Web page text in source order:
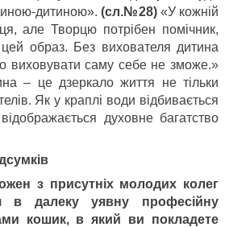
дитиною». (сл.№28)«У кожній
але Творцю потрібен помічник,
образ. Без вихователя дитина
виховувати саму себе не зможе.»
– це дзеркало життя не тільки
Як у краплі води відбивається
духовне багатство
з присутніх молодих колег
в далеку уявну професійну
кошик, в який ви покладете